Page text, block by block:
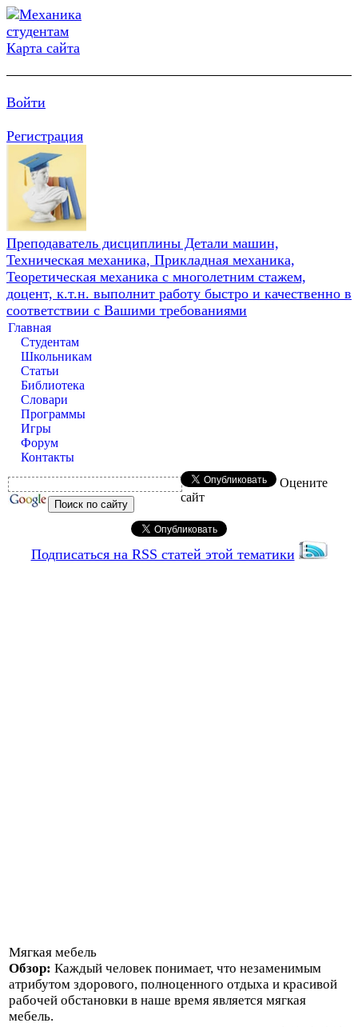
Карта сайта
Войти
Регистрация
Преподаватель дисциплины Детали машин,
Техническая механика, Прикладная механика,
Теоретическая механика с многолетним стажем,
доцент, к.т.н. выполнит работу быстро и качественно в
соответствии с Вашими требованиями
Главная
Студентам
Школьникам
Статьи
Библиотека
Словари
Программы
Игры
Форум
Контакты
Оцените
сайт
Подписаться на RSS статей этой тематики
Мягкая мебель
Обзор: Каждый человек понимает, что незаменимым
атрибутом здорового, полноценного отдыха и красивой
рабочей обстановки в наше время является мягкая
мебель.